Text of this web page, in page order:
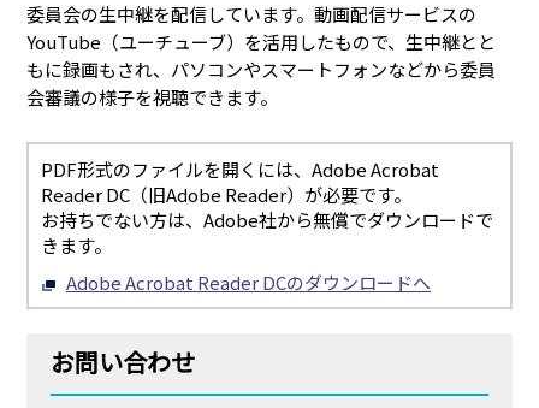
委員会の生中継を配信しています。動画配信サービスの
YouTube（ユーチューブ）を活用したもので、生中継とと
もに録画もされ、パソコンやスマートフォンなどから委員
会審議の様子を視聴できます。
PDF形式のファイルを開くには、Adobe Acrobat
Reader DC（旧Adobe Reader）が必要です。
お持ちでない方は、Adobe社から無償でダウンロードで
きます。
Adobe Acrobat Reader DCのダウンロードへ
お問い合わせ